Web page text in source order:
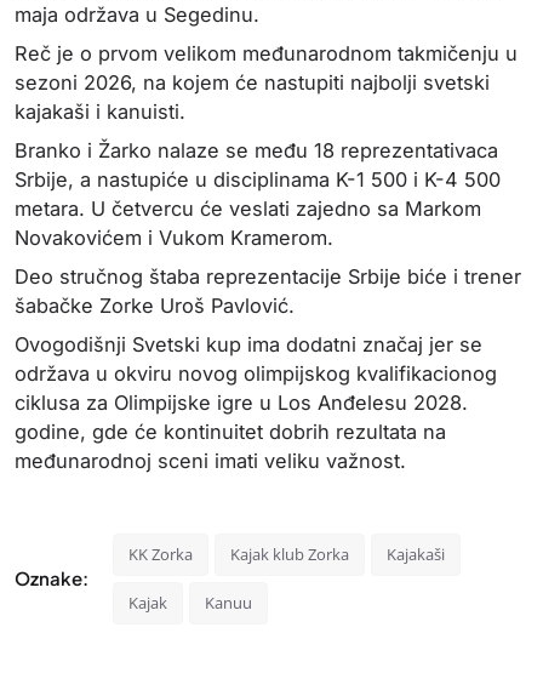
maja održava u Segedinu.
Reč je o prvom velikom međunarodnom takmičenju u
sezoni 2026, na kojem će nastupiti najbolji svetski
kajakaši i kanuisti.
Branko i Žarko nalaze se među 18 reprezentativaca
Srbije, a nastupiće u disciplinama K-1 500 i K-4 500
metara. U četvercu će veslati zajedno sa Markom
Novakovićem i Vukom Kramerom.
Deo stručnog štaba reprezentacije Srbije biće i trener
šabačke Zorke Uroš Pavlović.
Ovogodišnji Svetski kup ima dodatni značaj jer se
održava u okviru novog olimpijskog kvalifikacionog
ciklusa za Olimpijske igre u Los Anđelesu 2028.
godine, gde će kontinuitet dobrih rezultata na
međunarodnoj sceni imati veliku važnost.
Oznake:
KK Zorka Kajak klub Zorka Kajakaši
Kajak Kanuu